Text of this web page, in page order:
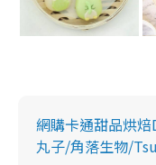
網購卡通甜品烘
丸子/角落生物/